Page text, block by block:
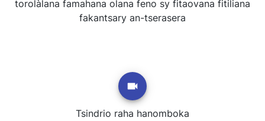
torolàlana famahana olana feno sy fitaovana fitiliana
fakantsary an-tserasera
Tsindrio raha hanomboka